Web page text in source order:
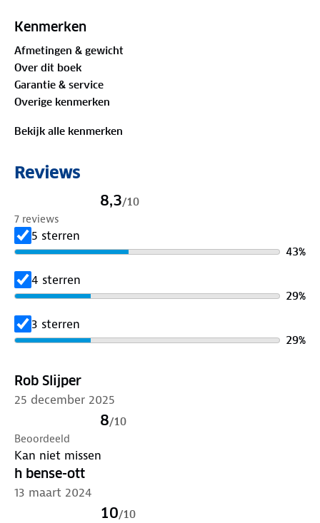
minder makkelijk scheurt, zodat ze veelvuldig in- en
duidelijker overzicht van het wegennet en zijn nu
nog compacter en handzamer.
Met de gedetailleerde en nauwkeurige ANWB
Wegenkaart Scandinavië/IJsland 5. Zweden zuid ga
je goed voorbereid op autovakantie. Schaal van
• Overzichtelijke oriëntatie
• Schaal 1:500.000 (1 cm = 5 km)
Kenmerken
Afmetingen & gewicht
Over dit boek
Garantie & service
Overige kenmerken
Bekijk alle kenmerken
Reviews
8,3/10
7 reviews
5 sterren
43%
4 sterren
29%
3 sterren
29%
Rob Slijper
25 december 2025
8/10
Beoordeeld
Kan niet missen
h bense-ott
13 maart 2024
10/10